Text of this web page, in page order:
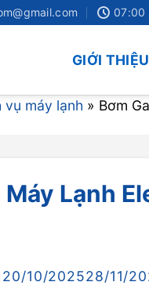
07:00
GIỚI THIỆU
vụ máy lạnh » Bơm
Máy Lạnh
20/10/202528/11/